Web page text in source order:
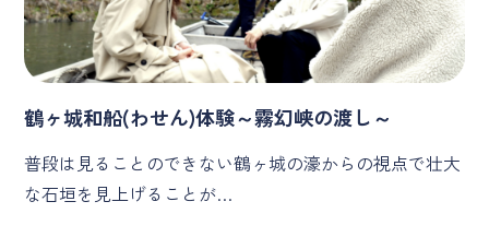
鶴ヶ城和船(わせん)体験～霧幻峡の渡し～
普段は見ることのできない鶴ヶ城の濠からの視点で壮大
な石垣を見上げることが…